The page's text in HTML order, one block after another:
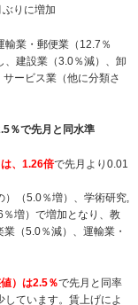
りに増加
輸業・郵便業（12.7％
、建設業（3.0％減）、卸
ービス業（他に分類さ
％で先月と同水準
、1.26倍で先月より0.01
（5.0％増）、学術研究,
増）で増加となり、教
（5.0％減）、運輸業・
）は2.5％で先月と同率
ています。賃上げによ